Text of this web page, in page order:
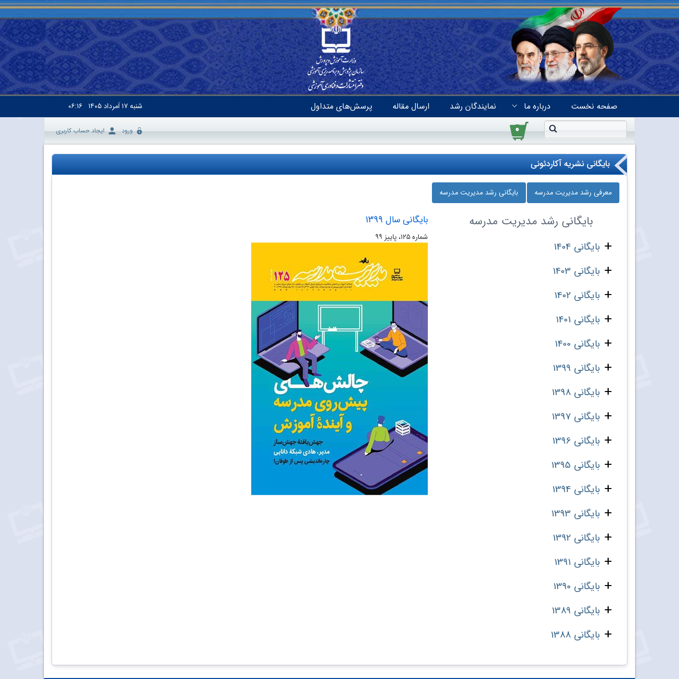
صفحه نخست درباره ما نمایندگان رشد ارسال مقاله پرسش‌های متداول شنبه۱۷ اَمرداد ۱۴۰۵ ۰۶:۱۶
۰ ورود ایجاد حساب کاربری
بایگانی نشریه آکاردئونی
معرفی رشد مدیریت مدرسه بایگانی رشد مدیریت مدرسه
بایگانی رشد مدیریت مدرسه
بایگانی 1404
بایگانی 1403
بایگانی 1402
بایگانی 1401
بایگانی 1400
بایگانی 1399
بایگانی 1398
بایگانی 1397
بایگانی 1396
بایگانی 1395
بایگانی 1394
بایگانی 1393
بایگانی 1392
بایگانی 1391
بایگانی 1390
بایگانی 1389
بایگانی 1388
بایگانی سال 1399
شماره ۱۲۵، پاییز ۹۹